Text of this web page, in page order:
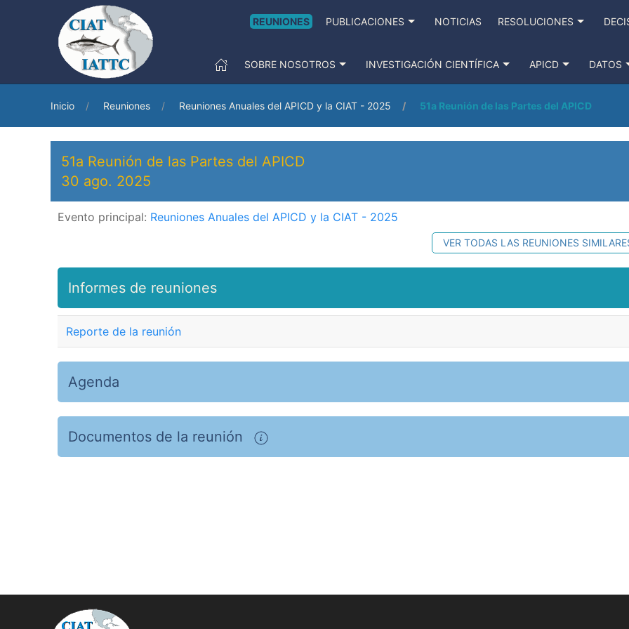
REUNIONES PUBLICACIONES NOTICIAS RESOLUCIONES
SOBRE NOSOTROS INVESTIGACIÓN CIENTÍFICA APICD DATOS
Inicio Reuniones Reuniones Anuales del APICD y la CIAT - 2025 51a Reunión de las Partes del APICD
51a Reunión de las Partes del APICD
30 ago. 2025
Evento principal: Reuniones Anuales del APICD y la CIAT - 2025
VER TODAS LAS REUNIONES
Informes de reuniones
Reporte de la reunión
Agenda
Documentos de la reunión